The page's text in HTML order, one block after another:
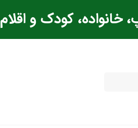
کودک و